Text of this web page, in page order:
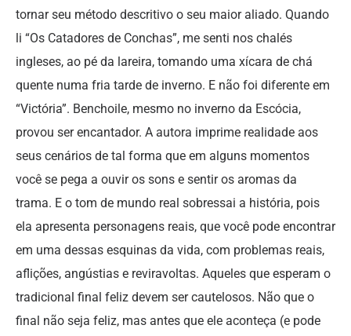
tornar seu método descritivo o seu maior aliado. Quando
li “Os Catadores de Conchas”, me senti nos chalés
ingleses, ao pé da lareira, tomando uma xícara de chá
quente numa fria tarde de inverno. E não foi diferente em
“Victória”. Benchoile, mesmo no inverno da Escócia,
provou ser encantador. A autora imprime realidade aos
seus cenários de tal forma que em alguns momentos
você se pega a ouvir os sons e sentir os aromas da
trama. E o tom de mundo real sobressai a história, pois
ela apresenta personagens reais, que você pode encontrar
em uma dessas esquinas da vida, com problemas reais,
aflições, angústias e reviravoltas. Aqueles que esperam o
tradicional final feliz devem ser cautelosos. Não que o
final não seja feliz, mas antes que ele aconteça (e pode